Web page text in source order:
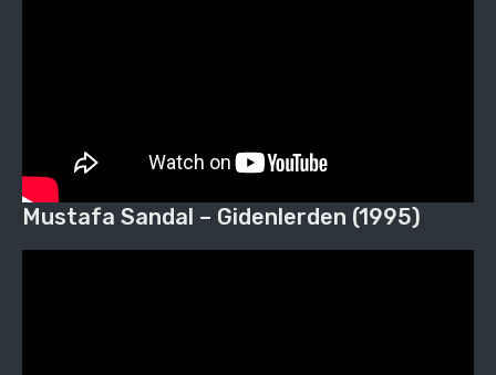
Mustafa Sandal – Gidenlerden (1995)